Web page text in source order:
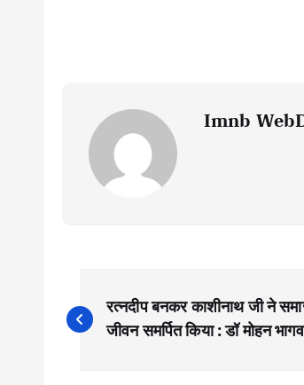
Imnb
P
o
रत्नदीप बनकर काशीनाथ जी ने
जीवन समर्पित किया : डॉ मोहन